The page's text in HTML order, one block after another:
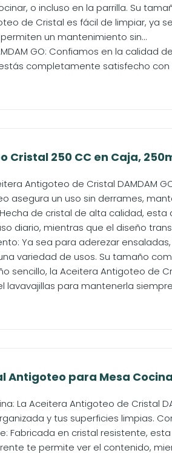
o incluso en la parrilla. Su
de Cristal es fácil de limpiar, ya
un mantenimiento sin...
GO: Confiamos en la calidad
completamente satisfecho con
Cristal 250 CC en Caja,
Antigoteo de Cristal DAMDAM
asegura un uso sin derrames,
de cristal de alta calidad,
diario, mientras que el diseño
Ya sea para aderezar
variedad de usos. Su tamaño
sencillo, la Aceitera Antigoteo de
para mantenerla
Antigoteo para Mesa
La Aceitera Antigoteo de Cristal
y tus superficies limpias.
Fabricada en cristal resistente,
te permite ver el contenido,